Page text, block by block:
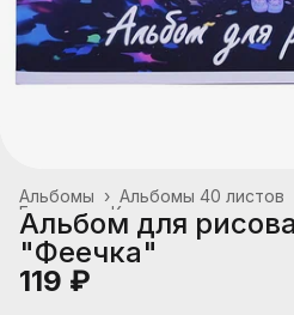
Альбомы 40 листов
Альбомы ›
Канцтовары,
Главная
Альбом для
"Феечка"
119 ₽